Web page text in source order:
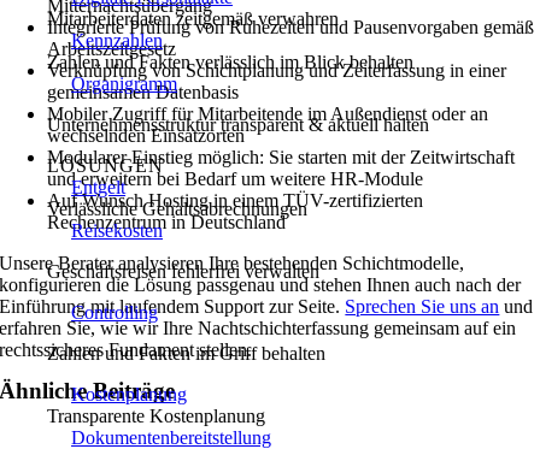
Mitarbeiterdaten zeitgemäß verwahren
Kennzahlen
Zahlen und Fakten verlässlich im Blick behalten
Organigramm
Unternehmensstruktur transparent & aktuell halten
LÖSUNGEN
Entgelt
Verlässliche Gehaltsabrechnungen
Reisekosten
Geschäftsreisen fehlerfrei verwalten
Controlling
Zahlen und Fakten im Griff behalten
Kostenplanung
Transparente Kostenplanung
Dokumentenbereitstellung
Mitternachtsübergang
Integrierte Prüfung von Ruhezeiten und Pausenvorgaben gemäß
Arbeitszeitgesetz
Verknüpfung von Schichtplanung und Zeiterfassung in einer
gemeinsamen Datenbasis
Mobiler Zugriff für Mitarbeitende im Außendienst oder an
wechselnden Einsatzorten
Modularer Einstieg möglich: Sie starten mit der Zeitwirtschaft
und erweitern bei Bedarf um weitere HR-Module
Auf Wunsch Hosting in einem TÜV-zertifizierten
Rechenzentrum in Deutschland
Unsere Berater analysieren Ihre bestehenden Schichtmodelle,
konfigurieren die Lösung passgenau und stehen Ihnen auch nach der
Einführung mit laufendem Support zur Seite. Sprechen Sie uns an und
erfahren Sie, wie wir Ihre Nachtschichterfassung gemeinsam auf ein
rechtssicheres Fundament stellen.
Ähnliche Beiträge